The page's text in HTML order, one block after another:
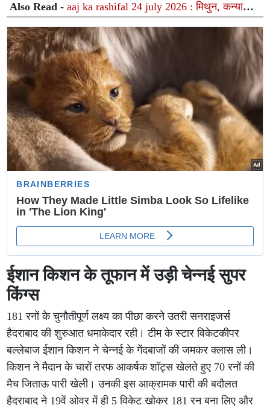
Also Read -aaj ka rashifal 24 july 2026 : मिथुन, कन्या
और वृश्चिक राशि वालों के लिए खास दिन, लेकिन धैर्य रहेगा
सफलता की कुंजी
ईशान किशन के तूफान में उड़ी चेन्नई सुपर
किंग्स
181 रनों के चुनौतीपूर्ण लक्ष्य का पीछा करने उतरी सनराइजर्स
हैदराबाद की शुरुआत धमाकेदार रही। टीम के स्टार विकेटकीपर
बल्लेबाज ईशान किशन ने चेन्नई के गेंदबाजों की जमकर क्लास ली।
किशन ने मैदान के चारों तरफ आकर्षक शॉट्स खेलते हुए 70 रनों की
मैच जिताऊ पारी खेली। उनकी इस आक्रामक पारी की बदौलत
हैदराबाद ने 19वें ओवर में ही 5 विकेट खोकर 181 रन बना लिए और